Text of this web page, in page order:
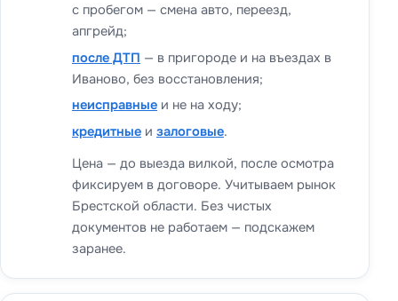
с пробегом — смена авто, переезд,
апгрейд;
после ДТП — в пригороде и на въездах в
Иваново, без восстановления;
неисправные и не на ходу;
кредитные и залоговые.
Цена — до выезда вилкой, после осмотра
фиксируем в договоре. Учитываем рынок
Брестской области. Без чистых
документов не работаем — подскажем
заранее.